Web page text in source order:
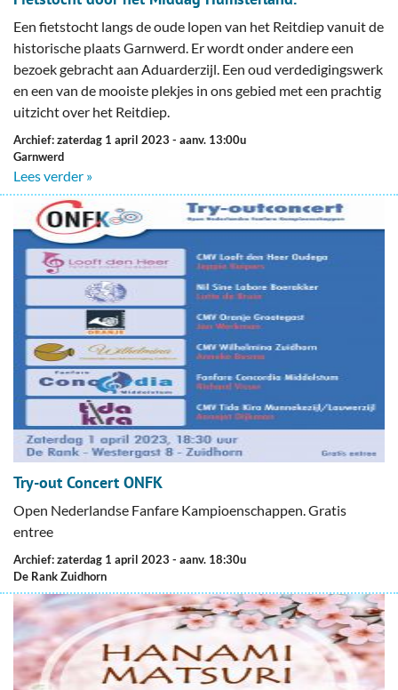
Een fietstocht langs de oude lopen van het Reitdiep vanuit de
historische plaats Garnwerd. Er wordt onder andere een
bezoek gebracht aan Aduarderzijl. Een oud verdedigingswerk
en een van de mooiste plekjes in ons gebied met een prachtig
uitzicht over het Reitdiep.
Archief: zaterdag 1 april 2023 - aanv. 13:00u
Garnwerd
Lees verder »
Try-out Concert ONFK
Open Nederlandse Fanfare Kampioenschappen. Gratis
entree
Archief: zaterdag 1 april 2023 - aanv. 18:30u
De Rank Zuidhorn